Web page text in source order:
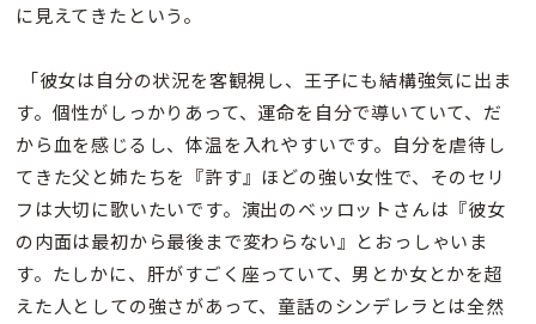
に見えてきたという。
「彼女は自分の状況を客観視し、王子にも結構強気に出ま
す。個性がしっかりあって、運命を自分で導いていて、だ
から血を感じるし、体温を入れやすいです。自分を虐待し
てきた父と姉たちを『許す』ほどの強い女性で、そのセリ
フは大切に歌いたいです。演出のベッロットさんは『彼女
の内面は最初から最後まで変わらない』とおっしゃいま
す。たしかに、肝がすごく座っていて、男とか女とかを超
えた人としての強さがあって、童話のシンデレラとは全然